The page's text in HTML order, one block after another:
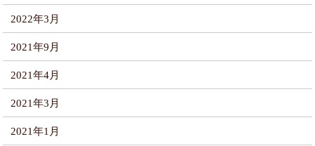
2022年3月
2021年9月
2021年4月
2021年3月
2021年1月